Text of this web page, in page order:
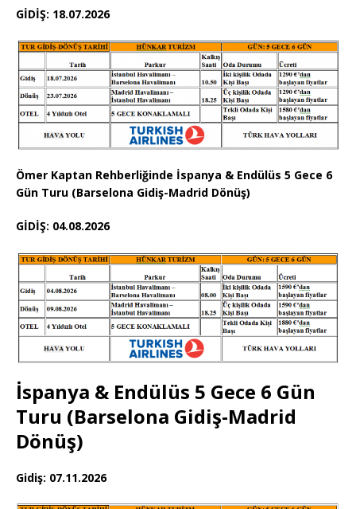
GİDİŞ: 18.07.2026
Ömer Kaptan Rehberliğinde İspanya & Endülüs 5 Gece 6
Gün Turu (Barselona Gidiş-Madrid Dönüş)
GİDİŞ: 04.08.2026
İspanya & Endülüs 5 Gece 6 Gün
Turu (Barselona Gidiş-Madrid
Dönüş)
Gidiş: 07.11.2026